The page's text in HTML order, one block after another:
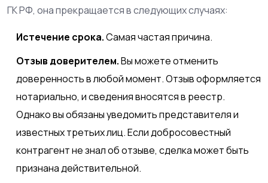
ГК РФ, она прекращается в следующих случаях:
Истечение срока.Самая частая причина.
Отзыв доверителем.Вы можете отменить
доверенность в любой момент. Отзыв оформляется
нотариально, и сведения вносятся в реестр.
Однако вы обязаны уведомить представителя и
известных третьих лиц. Если добросовестный
контрагент не знал об отзыве, сделка может быть
признана действительной.